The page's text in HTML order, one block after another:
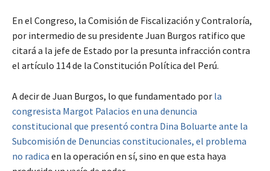
En el Congreso, la Comisión de Fiscalización y Contraloría,
por intermedio de su presidente Juan Burgos ratifico que
citará a la jefe de Estado por la presunta infracción contra
el artículo 114 de la Constitución Política del Perú.
A decir de Juan Burgos, lo que fundamentado por la
congresista Margot Palacios en una denuncia
constitucional que presentó contra Dina Boluarte ante la
Subcomisión de Denuncias constitucionales, el problema
no radica en la operación en sí, sino en que esta haya